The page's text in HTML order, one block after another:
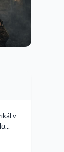
v